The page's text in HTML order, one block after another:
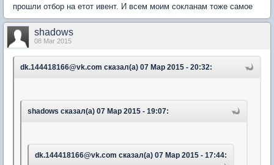
прошли отбор на етот ивент. И всем моим сокланам тоже самое
shadows
08 Mar 2015
dk.144418166@vk.com сказал(а) 07 Мар 2015 - 20:32:
shadows сказал(а) 07 Мар 2015 - 19:07:
dk.144418166@vk.com сказал(а) 07 Мар 2015 - 17:44: